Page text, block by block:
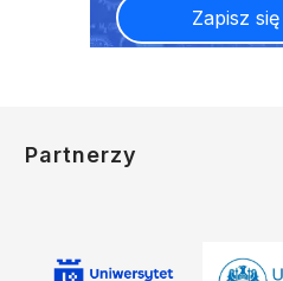
Partnerzy